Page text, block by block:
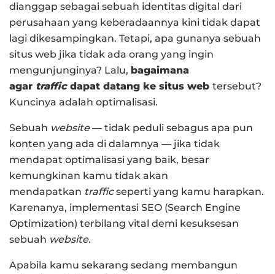
dianggap sebagai sebuah identitas digital dari
perusahaan yang keberadaannya kini tidak dapat
lagi dikesampingkan. Tetapi, apa gunanya sebuah
situs web jika tidak ada orang yang ingin
mengunjunginya? Lalu, bagaimana
agar trafficdapat datang ke situs web tersebut?
Kuncinya adalah optimalisasi.
Sebuah website— tidak peduli sebagus apa pun
konten yang ada di dalamnya — jika tidak
mendapat optimalisasi yang baik, besar
kemungkinan kamu tidak akan
mendapatkan trafficseperti yang kamu harapkan.
Karenanya, implementasi SEO (Search Engine
Optimization) terbilang vital demi kesuksesan
sebuah website.
Apabila kamu sekarang sedang membangun